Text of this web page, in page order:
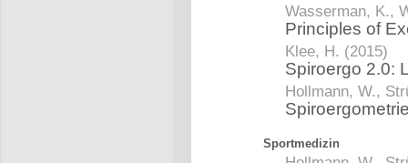
Wasserman, K.,
Principles of
Klee, H. (2015)
Spiroergo 2.0:
Hollmann, W.,
Sportmedizin